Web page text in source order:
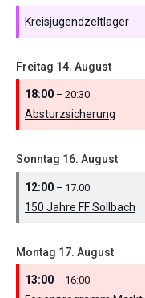
Kreisjugendzeltlager
Freitag 14. August
18:00 – 20:30
Absturzsicherung
Sonntag 16. August
12:00 – 17:00
150 Jahre FF Sollbach
Montag 17. August
13:00 – 16:00